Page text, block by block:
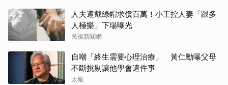
人夫遭戴綠帽求償百萬！小王控人妻「跟多
人極樂」下場曝光
民視新聞網
自嘲「終生需要心理治療」 黃仁勳曝父母
不斷挑剔讓他學會這件事
太報